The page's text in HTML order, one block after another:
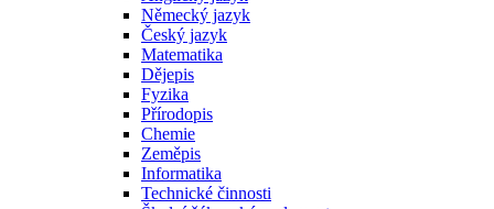
Německý jazyk
Český jazyk
Matematika
Dějepis
Fyzika
Přírodopis
Chemie
Zeměpis
Informatika
Technické činnosti